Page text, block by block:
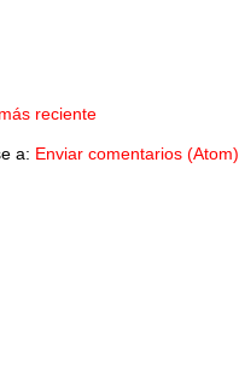
reciente
a: Enviar comentarios (Atom)